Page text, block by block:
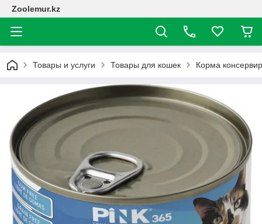
Zoolemur.kz
Товары и услуги Товары для кошек Корма